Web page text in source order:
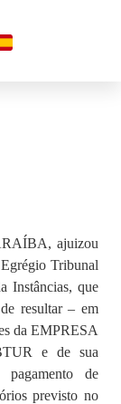
ajuizou
Tribunal
Instâncias, que
resultar – em
da EMPRESA
e de sua
de
previsto no